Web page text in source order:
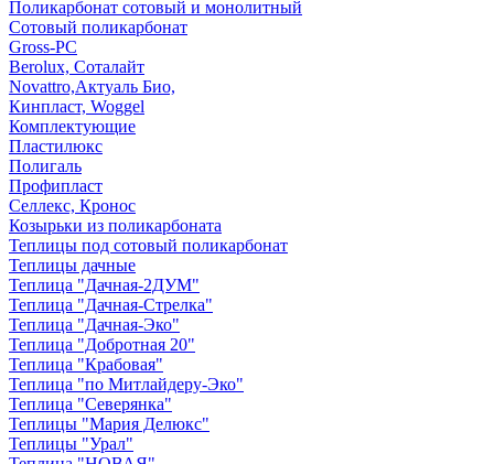
Поликарбонат сотовый и монолитный
Сотовый поликарбонат
Gross-PC
Berolux, Соталайт
Novattro,Актуаль Био,
Кинпласт, Woggel
Комплектующие
Пластилюкс
Полигаль
Профипласт
Селлекс, Кронос
Козырьки из поликарбоната
Теплицы под сотовый поликарбонат
Теплицы дачные
Теплица "Дачная-2ДУМ"
Теплица "Дачная-Стрелка"
Теплица "Дачная-Эко"
Теплица "Добротная 20"
Теплица "Крабовая"
Теплица "по Митлайдеру-Эко"
Теплица "Северянка"
Теплицы "Мария Делюкс"
Теплицы "Урал"